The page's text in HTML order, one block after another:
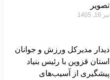
تصویر
تیر 16, 1405
دیدار مدیرکل ورزش و جوانان
استان قزوین با رئیس بنیاد
پیشگیری از آسیب‌های